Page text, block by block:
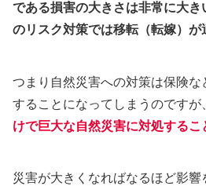
である損害の大きさは非常に大
のリスク対策では移転（転嫁）が
つまり自然災害への対策は保険
することになってしまうのですが
けで巨大な自然災害に対処するこ
災害が大きくなればなるほど影響